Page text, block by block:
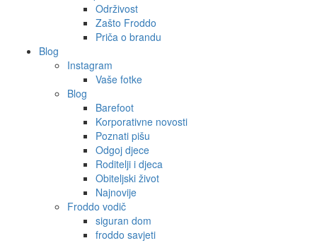
Održivost
Zašto Froddo
Priča o brandu
Blog
Instagram
Vaše fotke
Blog
Barefoot
Korporativne novosti
Poznati pišu
Odgoj djece
Roditelji i djeca
Obiteljski život
Najnovije
Froddo vodič
siguran dom
froddo savjeti